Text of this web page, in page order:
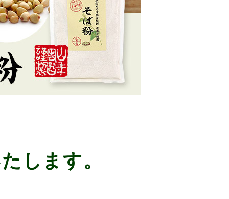
します。